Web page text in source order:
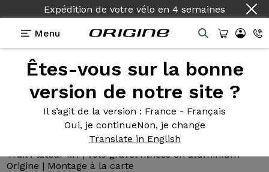
Expédition de votre vélo en 4 semaines
Menu
Êtes-vous sur la bonne
version de notre site ?
Il s’agit de la version : France - Français
Oui, je continueNon, je change
Translate in English
Présentation
Trail Flatbar M1
Trail Flatbar M1 | Vélo gravel fitness en aluminium
Origine | Montage à la carte